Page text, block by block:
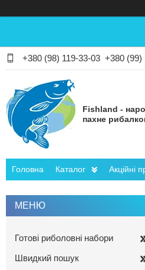
+380 (98) 119-33-03 +380 (99)
Fishland -
пахне
Головна Каталог Акційні
Готові риболовні набори
Швидкий пошук